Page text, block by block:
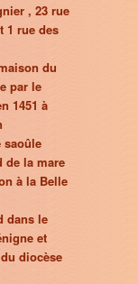
, 23 rue
1 rue des
du
par le
1451 à
saoûle
de la mare
à la Belle
dans le
et
diocèse